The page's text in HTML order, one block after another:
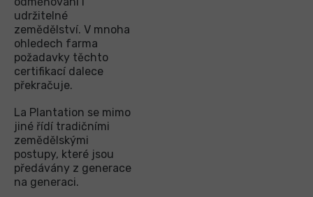
udržitelné
zemědělství. V mnoha
ohledech farma
požadavky těchto
certifikací dalece
překračuje.
La Plantation se mimo
jiné řídí tradičními
zemědělskými
postupy, které jsou
předávány z generace
na generaci.